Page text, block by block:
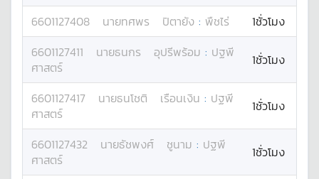
6601127408 นายทศพร ปิตายัง : พืชไร่
1ชั่วโมง
6601127411
นายธนกร อุปรีพร้อม : ปฐพี
ศาสตร์
1ชั่วโมง
6601127417 นายธนโชติ เรือนเงิน : ปฐพี
ศาสตร์
1ชั่วโมง
6601127432 นายธัชพงศ์ ชูนาม : ปฐพี
ศาสตร์
1ชั่วโมง